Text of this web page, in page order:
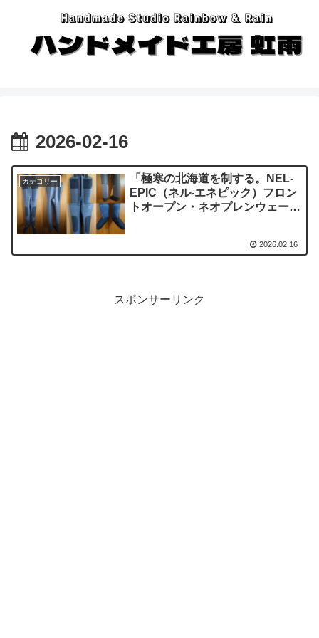
2026-02-16
カテゴリー
「極寒の北海道を制する。NEL-
EPIC（ネル-エネピック）フロン
トオープン・ネオプレンウェーダ
2026.02.16
スポンサーリンク